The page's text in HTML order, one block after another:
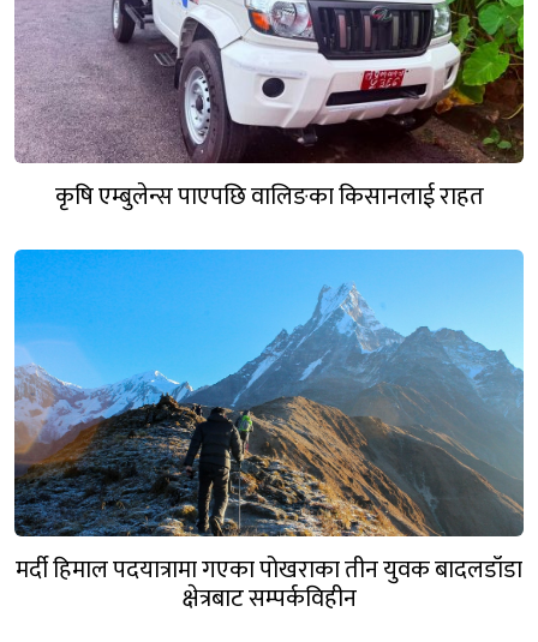
कृषि एम्बुलेन्स पाएपछि वालिङका किसानलाई राहत
मर्दी हिमाल पदयात्रामा गएका पोखराका तीन युवक बादलडाँडा
क्षेत्रबाट सम्पर्कविहीन